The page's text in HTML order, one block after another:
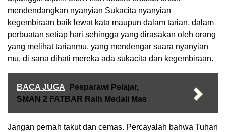
mendendangkan nyanyian Sukacita nyanyian
kegembiraan baik lewat kata maupun dalam tarian, dalam
perbuatan setiap hari sehingga yang dirasakan oleh orang
yang melihat tarianmu, yang mendengar suara nyanyian
mu, di sana dihati mereka ada sukacita dan kegembiraan.
BACA JUGA
Pesparawi Pelajar,
SMAN 2 FATBAR Raih Medali Mas
Jangan pernah takut dan cemas. Percayalah bahwa Tuhan